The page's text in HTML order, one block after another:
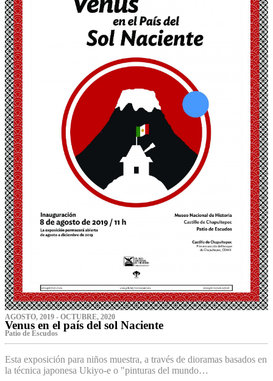
AGOSTO, 2019 - OCTUBRE, 2020
Venus en el país del sol Naciente
P‌atio de Escudos
Esta exposición para niños muestra, a través de dioramas basados en
la técnica japonesa Ukiyo-e o "pinturas del mundo…